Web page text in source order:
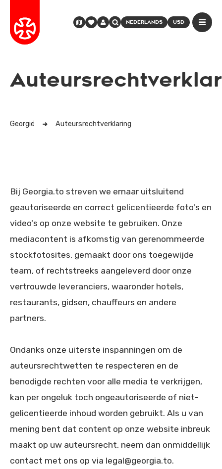
NEDERLANDS USD
Georgië Auteursrechtverklaring
Bij Georgia.to streven we ernaar uitsluitend
geautoriseerde en correct gelicentieerde foto's en
video's op onze website te gebruiken. Onze
mediacontent is afkomstig van gerenommeerde
stockfotosites, gemaakt door ons toegewijde
team, of rechtstreeks aangeleverd door onze
vertrouwde leveranciers, waaronder hotels,
restaurants, gidsen, chauffeurs en andere
partners.
Ondanks onze uiterste inspanningen om de
auteursrechtwetten te respecteren en de
benodigde rechten voor alle media te verkrijgen,
kan per ongeluk toch ongeautoriseerde of niet-
gelicentieerde inhoud worden gebruikt. Als u van
mening bent dat content op onze website inbreuk
maakt op uw auteursrecht, neem dan onmiddellijk
contact met ons op via legal@georgia.to.